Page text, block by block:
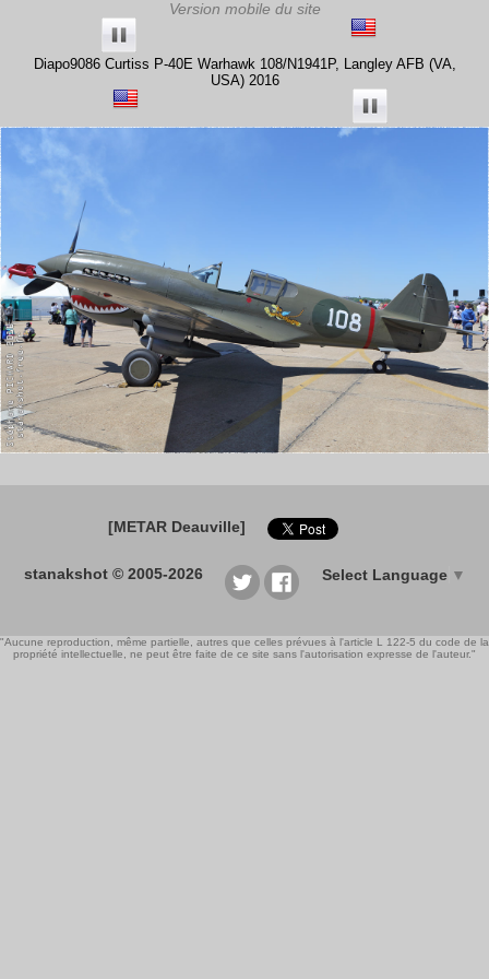
Diapo9086 Curtiss P-40E Warhawk 108/N1941P, Langley AFB (VA,
USA) 2016
[METAR Deauville]
stanakshot © 2005-2026 Select Language ▼
"Aucune reproduction, même partielle, autres que celles prévues à l'article L 122-5 du code de la
propriété intellectuelle, ne peut être faite de ce site sans l'autorisation expresse de l'auteur."